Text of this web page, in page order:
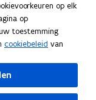
op elk
op
toestemming
cookiebeleid van